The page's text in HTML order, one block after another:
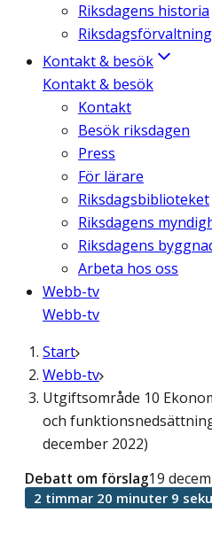
Riksdagens historia
Kontakt & besök
Kontakt & besök
Kontakt
Besök riksdagen
Press
För lärare
Riksdagsbiblioteket
Riksdagens
Riksdagens
Arbeta hos oss
Webb-tv
Webb-tv
Start
Webb-tv
Utgiftsområde 10
och
december 2022)
Debatt om förslag19
2 timmar 20 minuter 9